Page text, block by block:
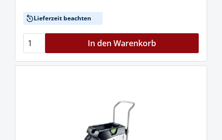
Lieferzeit beachten
In den Warenkorb